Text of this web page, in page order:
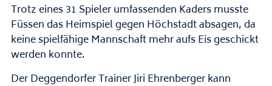
Trotz eines 31 Spieler umfassenden Kaders musste
Füssen das Heimspiel gegen Höchstadt absagen, da
keine spielfähige Mannschaft mehr aufs Eis geschickt
werden konnte.
Der Deggendorfer Trainer Jiri Ehrenberger kann